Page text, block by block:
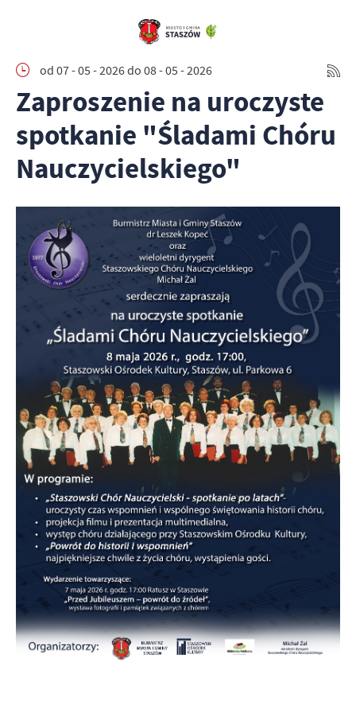
od 07 - 05 - 2026do 08 - 05 - 2026
Zaproszenie na uroczyste
spotkanie "Śladami Chóru
Nauczycielskiego"